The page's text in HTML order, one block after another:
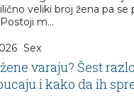
veliki broj žena pa se
m...
Sex
varaju? Šest
i kako da ih